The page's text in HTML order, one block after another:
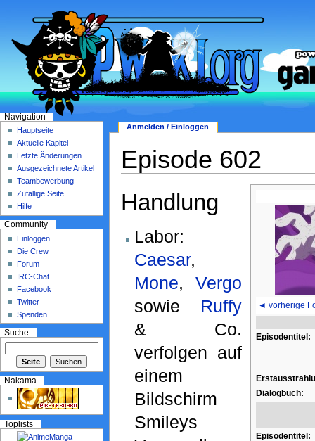
Episode 602
◄ vorherige
Episodentitel:
Dialogbuch:
Episodentitel:
Handlung
Labor:
Caesar,
Mone, Vergo
sowie Ruffy
& Co.
verfolgen auf
einem
Bildschirm
Smileys
Anmelden / Einloggen
Navigation
Hauptseite
Aktuelle Kapitel
Letzte Änderungen
Ausgezeichnete Artikel
Teambewerbung
Zufällige Seite
Hilfe
Community
Einloggen
Die Crew
Forum
IRC-Chat
Facebook
Twitter
Spenden
Suche
Nakama
Toplists